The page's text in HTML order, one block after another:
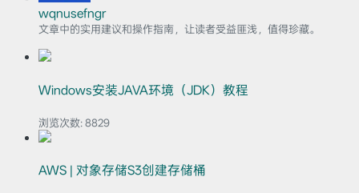
wqnusefngr
文章中的实用建议和操作指南，让读者受益匪浅，值得珍藏。
Windows安装JAVA环境（JDK）教程
浏览次数: 8829
AWS | 对象存储S3创建存储桶